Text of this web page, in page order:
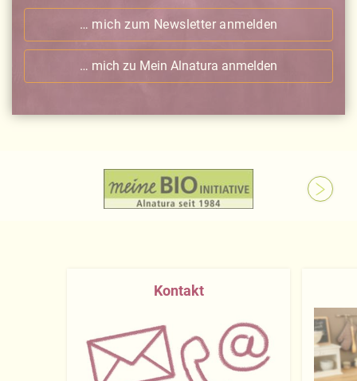
… mich zum Newsletter anmelden
… mich zu Mein Alnatura anmelden
Kontakt